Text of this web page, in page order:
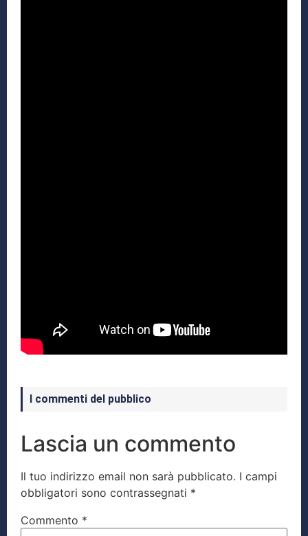
I commenti del pubblico
Lascia un commento
Il tuo indirizzo email non sarà pubblicato. I campi
obbligatori sono contrassegnati *
Commento *